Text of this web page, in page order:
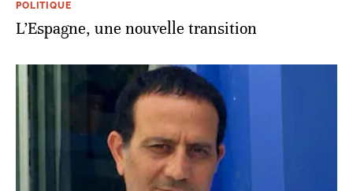
POLITIQUE
L’Espagne, une nouvelle transition